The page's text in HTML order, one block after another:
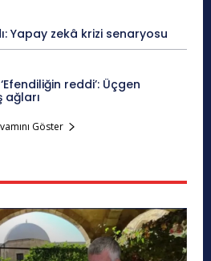
Yapay zekâ krizi senaryosu
reddi’: Üçgen
ağları
Göster